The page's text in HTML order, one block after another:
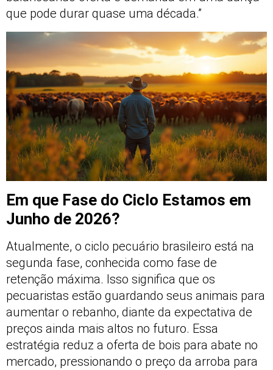
que pode durar quase uma década.”
Em que Fase do Ciclo Estamos em
Junho de 2026?
Atualmente, o ciclo pecuário brasileiro está na
segunda fase, conhecida como fase de
retenção máxima. Isso significa que os
pecuaristas estão guardando seus animais para
aumentar o rebanho, diante da expectativa de
preços ainda mais altos no futuro. Essa
estratégia reduz a oferta de bois para abate no
mercado, pressionando o preço da arroba para